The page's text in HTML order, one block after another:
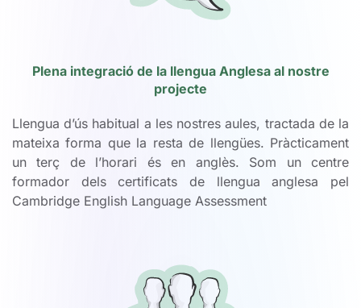
Plena integració de la llengua Anglesa al nostre
projecte
Llengua d’ús habitual a les nostres aules, tractada de la
mateixa forma que la resta de llengües. Pràcticament
un terç de l’horari és en anglès. Som un centre
formador dels certificats de llengua anglesa pel
Cambridge English Language Assessment